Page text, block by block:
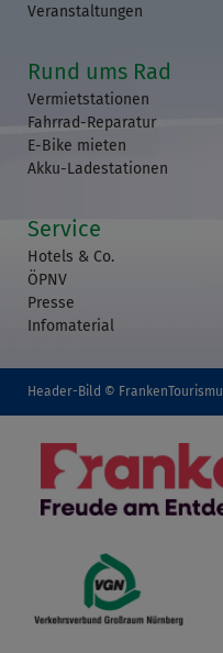
Veranstaltungen
Rund ums Rad
Vermietstationen
Fahrrad-Reparatur
E-Bike mieten
Akku-Ladestationen
Service
Hotels & Co.
ÖPNV
Presse
Infomaterial
Header-Bild ©